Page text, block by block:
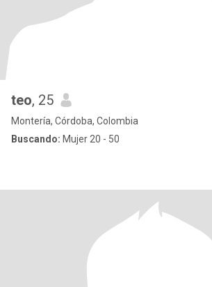
teo, 25
Montería, Córdoba, Colombia
Buscando: Mujer 20 - 50